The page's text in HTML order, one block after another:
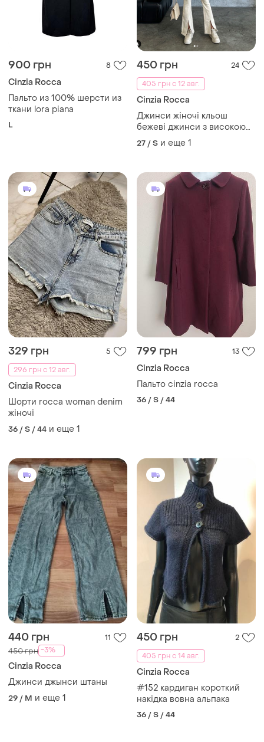
900 грн 8
Cinzia Rocca
Пальто из 100% шерсти из
ткани lora piana
L
450 грн
24
405 грн с 12 авг.
Cinzia Rocca
Джинси жіночі кльош
бежеві джинси з високою
посадкою та розрізами
27 / S и еще 1
329 грн
5
296 грн с 12 авг.
Cinzia Rocca
Шорти rocca woman denim
жіночі
36 / S / 44 и еще 1
799 грн 13
Cinzia Rocca
Пальто cinzia rocca
36 / S / 44
440 грн 11
450 грн -3%
Cinzia Rocca
Джинси джынси штаны
29 / M и еще 1
450 грн
2
405 грн с 14 авг.
Cinzia Rocca
#152 кардиган короткий
накідка вовна альпака
36 / S / 44